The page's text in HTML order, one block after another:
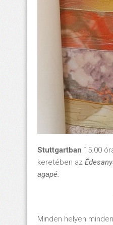
Stuttgartban 15.00
keretében az
agapé.
Minden helyen